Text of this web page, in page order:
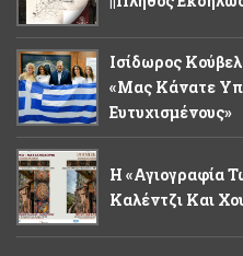
Ισίδωρος
«Μας Κάνατε
Ευτυχισμένους»
Η «Αγιογραφία
Καλέντζι Και